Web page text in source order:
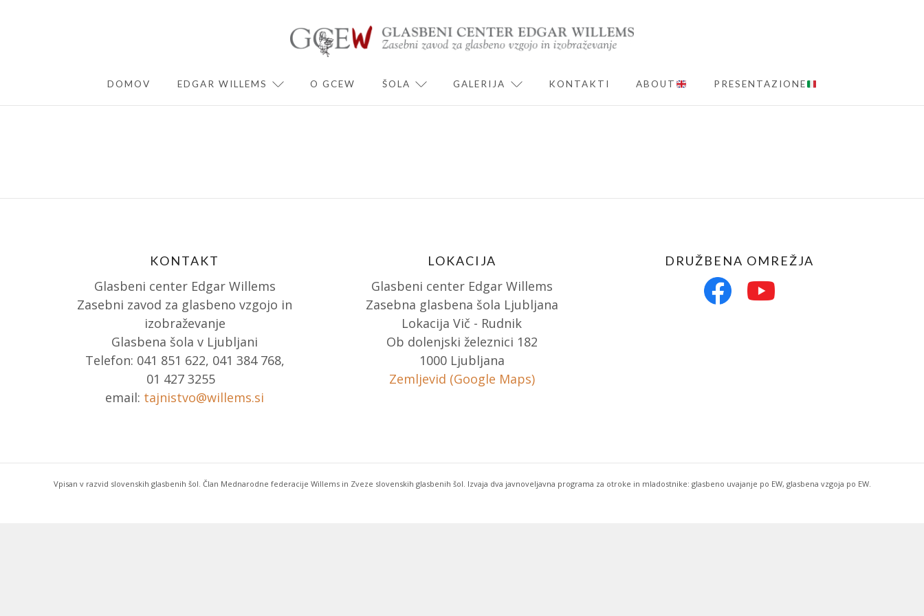
DOMOV EDGAR WILLEMS EXPAND CHILD MENU
O GCEW ŠOLA EXPAND CHILD MENU
GALERIJA EXPAND CHILD MENU
KONTAKTI ABOUT PRESENTAZIONE
KONTAKT
Glasbeni center Edgar Willems
Zasebni zavod za glasbeno vzgojo in
izobraževanje
Glasbena šola v Ljubljani
Telefon: 041 851 622, 041 384 768,
01 427 3255
email: tajnistvo@willems.si
LOKACIJA
Glasbeni center Edgar Willems
Zasebna glasbena šola Ljubljana
Lokacija Vič - Rudnik
Ob dolenjski železnici 182
1000 Ljubljana
Zemljevid (Google Maps)
DRUŽBENA OMREŽJA
Vpisan v razvid slovenskih glasbenih šol. Član Mednarodne federacije Willems in Zveze slovenskih glasbenih šol. Izvaja dva javnoveljavna programa za otroke in mladostnike: glasbeno uvajanje po EW, glasbena vzgoja po EW.